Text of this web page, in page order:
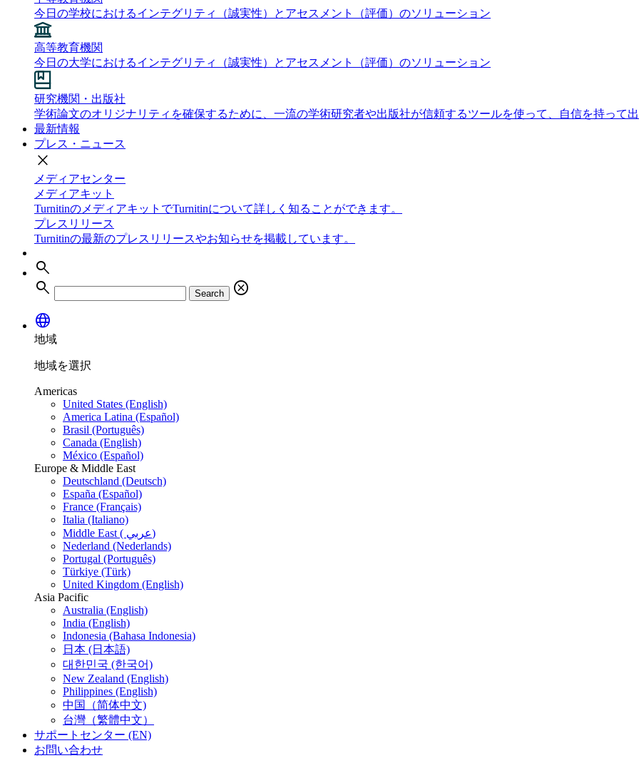
今日の学校におけるインテグリティ（誠実性）とアセスメント（評価）のソリューション
高等教育機関
今日の大学におけるインテグリティ（誠実性）とアセスメント（評価）のソリューション
研究機関・出版社
学術論文のオリジナリティを確保するために、一流の学術研究者や出版社が信頼するツールを使って、自信を持って
最新情報
プレス・ニュース
close
メディアセンター
メディアキット
TurnitinのメディアキットでTurnitinについて詳しく知ることができます。
プレスリリース
Turnitinの最新のプレスリリースやお知らせを掲載しています。
search
search
Search
cancel
language
地域
地域を選択
Americas
United States (English)
America Latina (Español)
Brasil (Português)
Canada (English)
México (Español)
Europe & Middle East
Deutschland (Deutsch)
España (Español)
France (Français)
Italia (Italiano)
Middle East ( عربي)
Nederland (Nederlands)
Portugal (Português)
Türkiye (Türk)
United Kingdom (English)
Asia Pacific
Australia (English)
India (English)
Indonesia (Bahasa Indonesia)
日本 (日本語)
대한민국 (한국어)
New Zealand (English)
Philippines (English)
中国（简体中文)
台灣（繁體中文）
サポートセンター (EN)
お問い合わせ